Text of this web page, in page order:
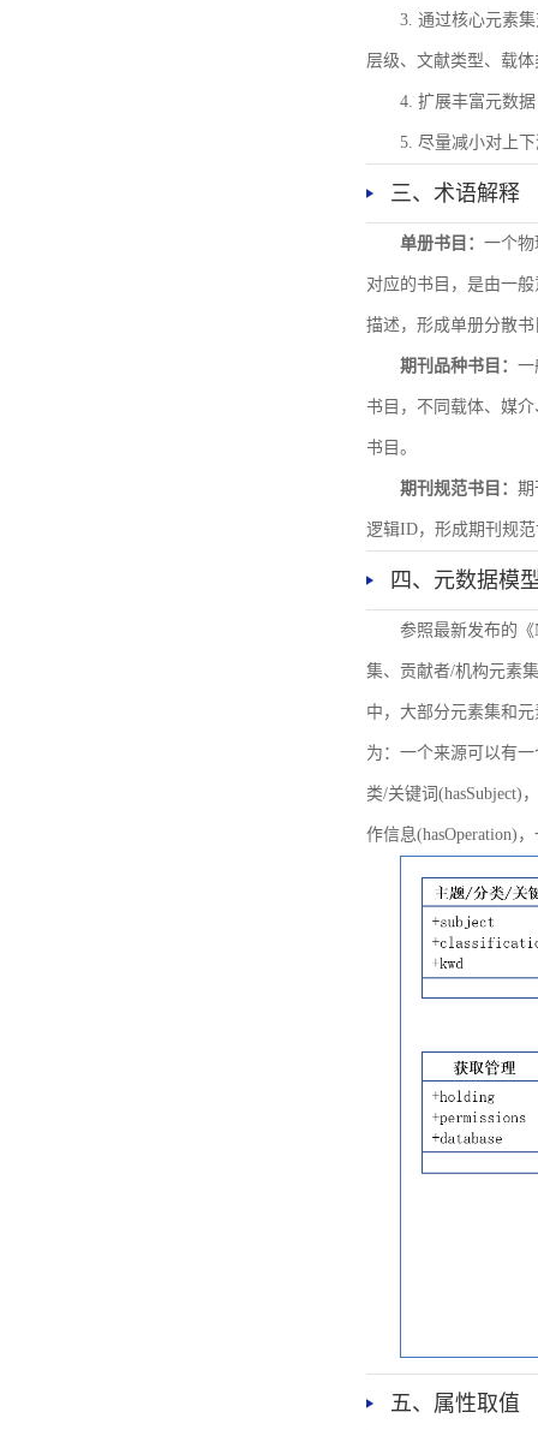
3. 通过核心元素
层级、文献类型、载
4. 扩展丰富元数
5. 尽量减小对上
三、术语解释
单册书目： 一个
对应的书目，是由一
描述，形成单册分散
期刊品种书目： 一
书目，不同载体、媒
书目。
期刊规范书目： 期
逻辑ID，形成期刊规
四、元数据模
参照最新发布的
集、贡献者/机构元素
中，大部分元素集和
为：一个来源可以有
类/关键词(hasSubject)
作信息(hasOperation)
五、属性取值